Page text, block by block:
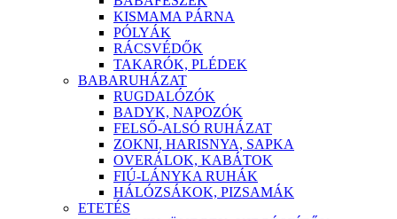
KISMAMA PÁRNA
PÓLYÁK
RÁCSVÉDŐK
TAKARÓK, PLÉDEK
BABARUHÁZAT
RUGDALÓZÓK
BADYK, NAPOZÓK
FELSŐ-ALSÓ RUHÁZAT
ZOKNI, HARISNYA, SAPKA
OVERÁLOK, KABÁTOK
FIÚ-LÁNYKA RUHÁK
HÁLÓZSÁKOK, PIZSAMÁK
ETETÉS